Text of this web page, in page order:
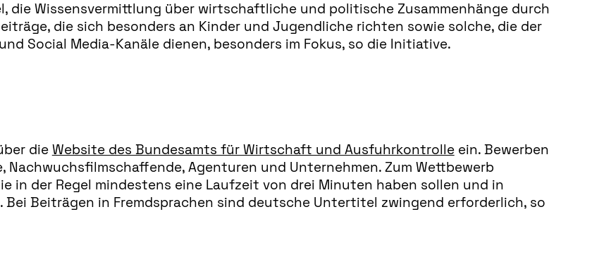
die Wissensvermittlung über wirtschaftliche und politische Zusammenhänge durch
die sich besonders an Kinder und Jugendliche richten sowie solche, die der
Social Media-Kanäle dienen, besonders im Fokus, so die Initiative.
die Website des Bundesamts für Wirtschaft und Ausfuhrkontrolleein. Bewerben
Agenturen und Unternehmen. Zum Wettbewerb
in der Regel mindestens eine Laufzeit von drei Minuten haben sollen und in
Beiträgen in Fremdsprachen sind deutsche Untertitel zwingend erforderlich, so